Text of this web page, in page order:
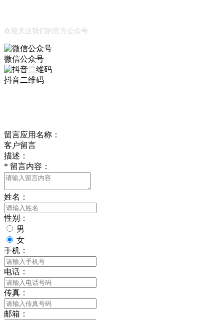
欢迎关注我们的官方公众号
微信公众号
抖音二维码
留言应用名称：
客户留言
描述：
* 留言内容：
姓名：
性别：
男
女
手机：
电话：
传真：
邮箱：